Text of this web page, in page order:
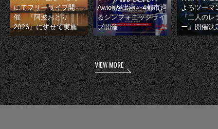
にてフリーライブ開
催 『阿波おどり
2026』に併せて実施
Awichが出演 4都市巡
るシンフォニックライ
ブ開催
よるツーマ
『二人のレ
ー』開催決
VIEW MORE